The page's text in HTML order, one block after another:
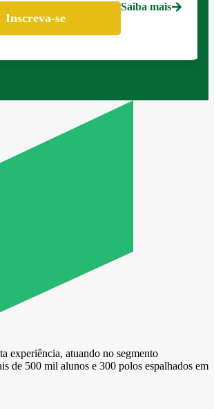
Inscreva-se
Saiba mais
experiência, atuando no segmento
de 500 mil alunos e 300 polos espalhados em